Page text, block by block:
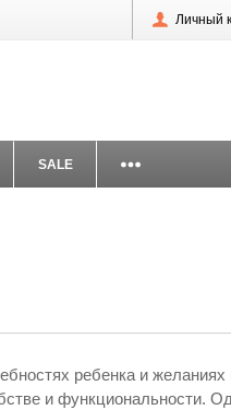
Личный
SALE
ребенка и
и функциональности.